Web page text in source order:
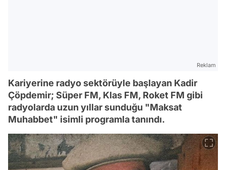
Reklam
Kariyerine radyo sektörüyle başlayan Kadir
Çöpdemir; Süper FM, Klas FM, Roket FM gibi
radyolarda uzun yıllar sunduğu "Maksat
Muhabbet" isimli programla tanındı.